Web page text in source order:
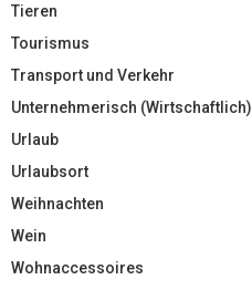
Tieren
Tourismus
Transport und Verkehr
Unternehmerisch (Wirtschaftlich)
Urlaub
Urlaubsort
Weihnachten
Wein
Wohnaccessoires